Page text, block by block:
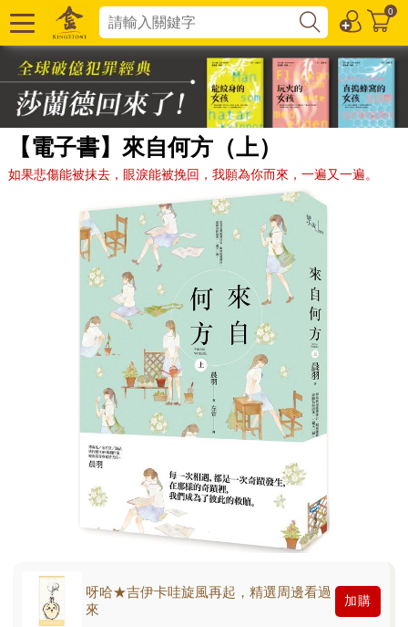
0
【電子書】來自何方（上）
如果悲傷能被抹去，眼淚能被挽回，我願為你而來，一遍又一遍。
呀哈★吉伊卡哇旋風再起，精選周邊看過
來
加購